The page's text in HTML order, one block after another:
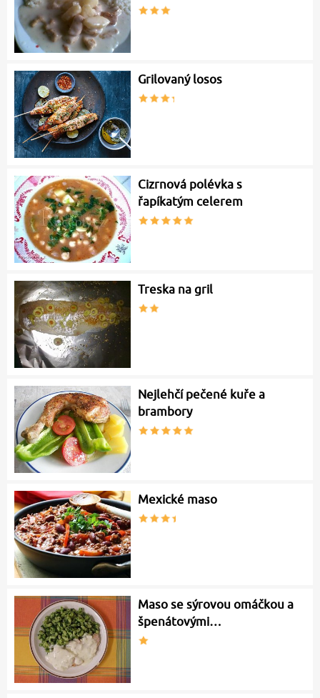
Grilovaný losos
Cizrnová polévka s
řapíkatým celerem
Treska na gril
Nejlehčí pečené kuře a
brambory
Mexické maso
Maso se sýrovou omáčkou a
špenátovými…